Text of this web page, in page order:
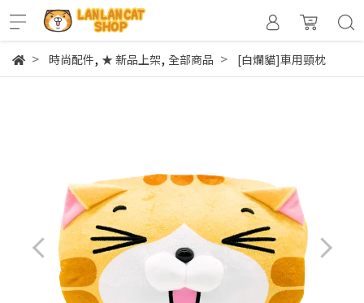
時尚配件, ★ 新品上架, 全部商品 [白爛貓]車用頸枕